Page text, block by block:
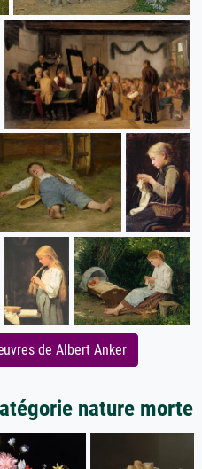
de Albert Anker
nature morte